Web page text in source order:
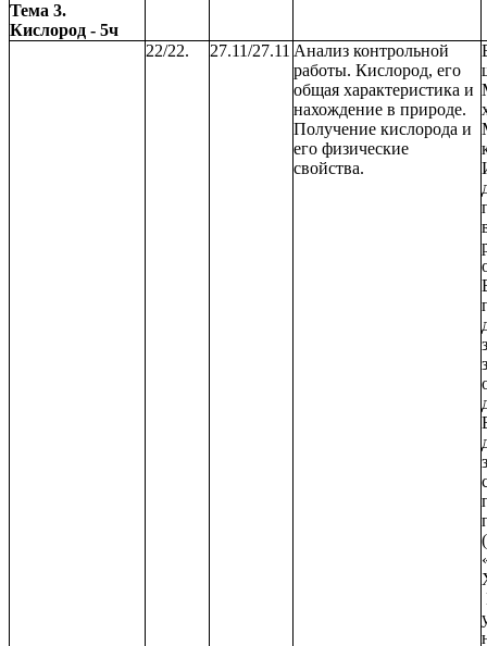
Тема 3.
Кислород - 5ч
22/22.
27.11/27.11 Анализ контрольной
работы. Кислород, его
общая характеристика и
нахождение в природе.
Получение кислорода и
его физические
свойства.